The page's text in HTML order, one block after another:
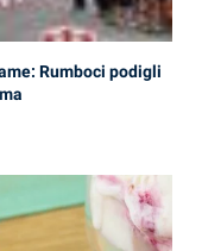
Rumboci podigli